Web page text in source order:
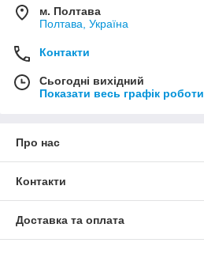
м. Полтава
Полтава, Україна
Контакти
Сьогодні вихідний
Показати весь графік роботи
Про нас
Контакти
Доставка та оплата